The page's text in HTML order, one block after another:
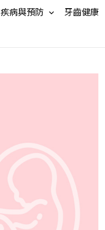
疾病與預防 牙齒健康